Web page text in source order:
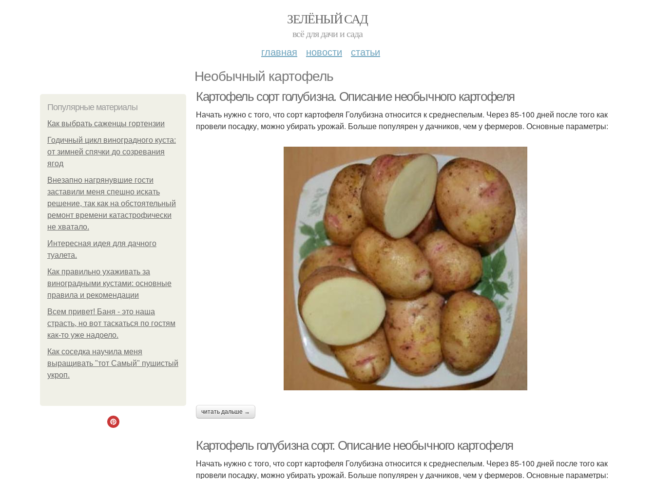
ЗЕЛЁНЫЙ САД
всё для дачи и сада
главная новости статьи
Необычный картофель
Популярные материалы
Как выбрать саженцы гортензии
Годичный цикл виноградного куста:
от зимней спячки до созревания
ягод
Внезапно нагрянувшие гости
заставили меня спешно искать
решение, так как на обстоятельный
ремонт времени катастрофически
не хватало.
Интересная идея для дачного
туалета.
Как правильно ухаживать за
виноградными кустами: основные
правила и рекомендации
Всем привет! Баня - это наша
страсть, но вот таскаться по гостям
как-то уже надоело.
Как соседка научила меня
выращивать "тот Самый" пушистый
укроп.
Картофель сорт голубизна. Описание необычного картофеля
Начать нужно с того, что сорт картофеля Голубизна относится к среднеспелым. Через 85-100 дней после того как
провели посадку, можно убирать урожай. Больше популярен у дачников, чем у фермеров. Основные параметры:
читать дальше →
Картофель голубизна сорт. Описание необычного картофеля
Начать нужно с того, что сорт картофеля Голубизна относится к среднеспелым. Через 85-100 дней после того как
провели посадку, можно убирать урожай. Больше популярен у дачников, чем у фермеров. Основные параметры: